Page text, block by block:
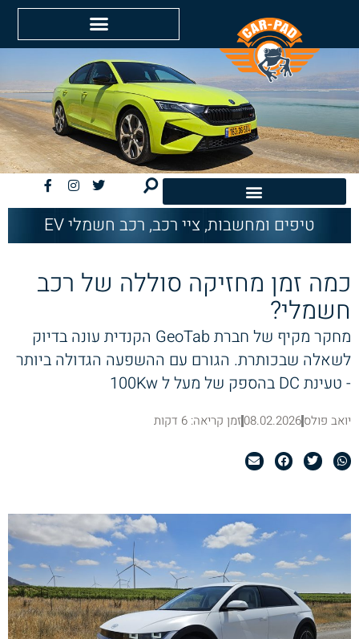
טיפים ומחשבות,ציי רכב,רכב חשמלי EV
כמה זמן מחזיקה סוללה של רכב
חשמלי?
מחקר מקיף של חברת GeoTab הקנדית עונה בדיוק
לשאלה שבכותרת. הגורם עם ההשפעה הגדולה ביותר
- טעינת DC בהספק של מעל ל 100Kw
יואב פולס08.02.2026זמן קריאה: 6 דקות